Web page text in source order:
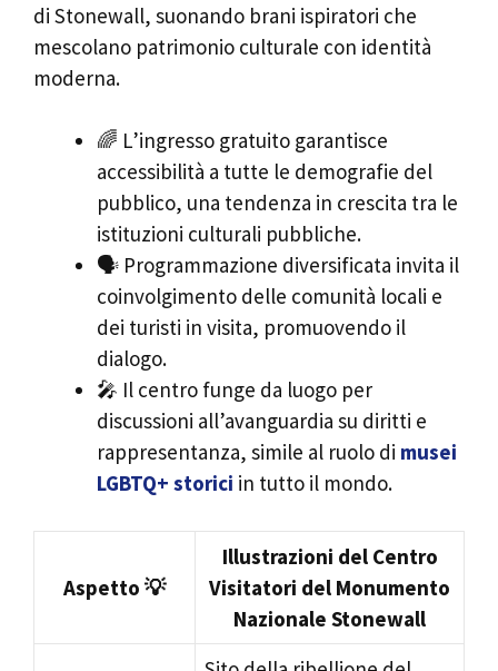
di Stonewall, suonando brani ispiratori che
mescolano patrimonio culturale con identità
moderna.
🌈 L’ingresso gratuito garantisce
accessibilità a tutte le demografie del
pubblico, una tendenza in crescita tra le
istituzioni culturali pubbliche.
🗣️ Programmazione diversificata invita il
coinvolgimento delle comunità locali e
dei turisti in visita, promuovendo il
dialogo.
🎤 Il centro funge da luogo per
discussioni all’avanguardia su diritti e
rappresentanza, simile al ruolo di musei
LGBTQ+ storici in tutto il mondo.
Aspetto 💡
Illustrazioni del Centro
Visitatori del Monumento
Nazionale Stonewall